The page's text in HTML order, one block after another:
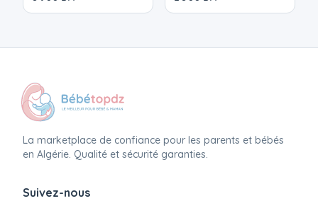
La marketplace de confiance pour les parents et bébés
en Algérie. Qualité et sécurité garanties.
Suivez-nous